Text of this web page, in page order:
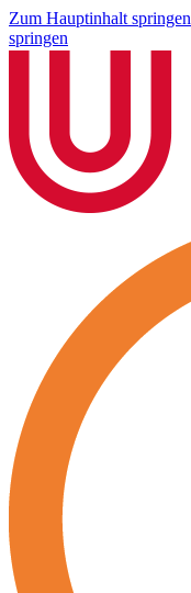
Zum Hauptinhalt springen
springen